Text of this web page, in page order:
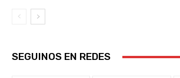
SEGUINOS EN REDES